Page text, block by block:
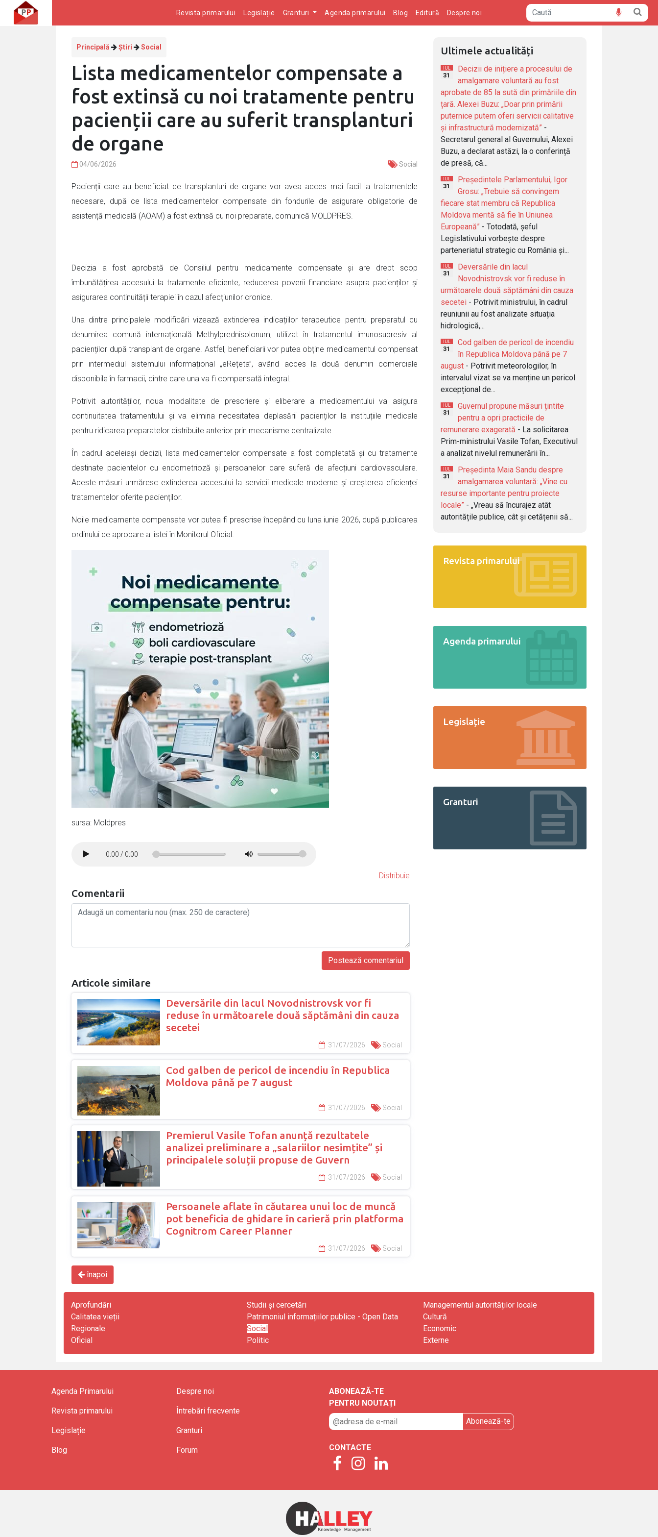
Revista primarului Legislație Granturi Agenda primarului Blog Editură Despre noi
Principală Știri Social
Lista medicamentelor compensate a
fost extinsă cu noi tratamente pentru
pacienții care au suferit transplanturi
de organe
04/06/2026 Social
Pacienții care au beneficiat de transplanturi de organe vor avea acces mai facil la tratamentele
necesare, după ce lista medicamentelor compensate din fondurile de asigurare obligatorie de
asistență medicală (AOAM) a fost extinsă cu noi preparate, comunică MOLDPRES.
Decizia a fost aprobată de Consiliul pentru medicamente compensate și are drept scop
îmbunătățirea accesului la tratamente eficiente, reducerea poverii financiare asupra pacienților și
asigurarea continuității terapiei în cazul afecțiunilor cronice.
Una dintre principalele modificări vizează extinderea indicațiilor terapeutice pentru preparatul cu
denumirea comună internațională Methylprednisolonum, utilizat în tratamentul imunosupresiv al
pacienților după transplant de organe. Astfel, beneficiarii vor putea obține medicamentul compensat
prin intermediul sistemului informațional „eRețeta”, având acces la două denumiri comerciale
disponibile în farmacii, dintre care una va fi compensată integral.
Potrivit autorităților, noua modalitate de prescriere și eliberare a medicamentului va asigura
continuitatea tratamentului și va elimina necesitatea deplasării pacienților la instituțiile medicale
pentru ridicarea preparatelor distribuite anterior prin mecanisme centralizate.
În cadrul aceleiași decizii, lista medicamentelor compensate a fost completată și cu tratamente
destinate pacientelor cu endometrioză și persoanelor care suferă de afecțiuni cardiovasculare.
Aceste măsuri urmăresc extinderea accesului la servicii medicale moderne și creșterea eficienței
tratamentelor oferite pacienților.
Noile medicamente compensate vor putea fi prescrise începând cu luna iunie 2026, după publicarea
ordinului de aprobare a listei în Monitorul Oficial.
sursa: Moldpres
0:00 / 0:00
Distribuie
Comentarii
Articole similare
Deversările din lacul Novodnistrovsk vor fi
reduse în următoarele două săptămâni din cauza
secetei
31/07/2026 Social
Cod galben de pericol de incendiu în Republica
Moldova până pe 7 august
31/07/2026 Social
Premierul Vasile Tofan anunță rezultatele
analizei preliminare a „salariilor nesimțite” și
principalele soluții propuse de Guvern
31/07/2026 Social
Persoanele aflate în căutarea unui loc de muncă
pot beneficia de ghidare în carieră prin platforma
Cognitrom Career Planner
31/07/2026 Social
Ultimele actualități
IUL
31
Decizii de inițiere a procesului de
amalgamare voluntară au fost
aprobate de 85 la sută din primăriile din
țară. Alexei Buzu: „Doar prin primării
puternice putem oferi servicii calitative
și infrastructură modernizată” -
Secretarul general al Guvernului, Alexei
Buzu, a declarat astăzi, la o conferință
de presă, că...
IUL
31
Președintele Parlamentului, Igor
Grosu: „Trebuie să convingem
fiecare stat membru că Republica
Moldova merită să fie în Uniunea
Europeană” - Totodată, șeful
Legislativului vorbește despre
parteneriatul strategic cu România și...
IUL
31
Deversările din lacul
Novodnistrovsk vor fi reduse în
următoarele două săptămâni din cauza
secetei - Potrivit ministrului, în cadrul
reuniunii au fost analizate situația
hidrologică,...
IUL
31
Cod galben de pericol de incendiu
în Republica Moldova până pe 7
august - Potrivit meteorologilor, în
intervalul vizat se va menține un pericol
excepțional de...
IUL
31
Guvernul propune măsuri țintite
pentru a opri practicile de
remunerare exagerată - La solicitarea
Prim-ministrului Vasile Tofan, Executivul
a analizat nivelul remunerării în...
IUL
31
Președinta Maia Sandu despre
amalgamarea voluntară: „Vine cu
resurse importante pentru proiecte
locale” - „Vreau să încurajez atât
autoritățile publice, cât și cetățenii să...
Revista primarului
Agenda primarului
Legislație
Granturi
înapoi
Aprofundări Studii și cercetări
Managementul autorităților locale
Calitatea vieții
Patrimoniul informațiilor publice - Open Data
Cultură
Regionale
Social
Economic
Oficial
Politic Externe
Agenda Primarului Despre noi
Revista primarului Întrebări frecvente
Legislație Granturi
Blog Forum
ABONEAZĂ-TE
PENTRU NOUTAȚI
CONTACTE